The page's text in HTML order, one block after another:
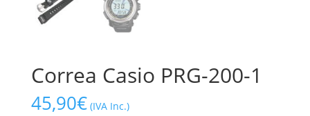
Correa Casio PRG-200-1
45,90€ (IVA Inc.)